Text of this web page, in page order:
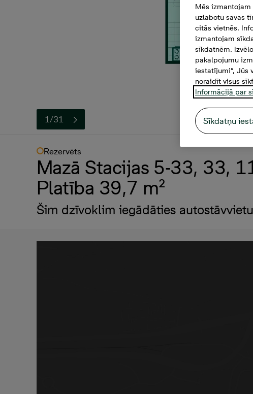
1/31
Rezervēts
Mazā Stacijas 5-33, 33,
Platība 39,7 m²
Šim dzīvoklim iegādāties
Mēs
uzlabotu savas
citās vietnēs.
izmantojam
sīkdatnēm.
pakalpojumu
iestatījumi”, Jūs
noraidīt visus
Informācijā par
Sīkdatņu